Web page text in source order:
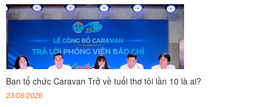
Ban tổ chức Caravan Trở về tuổi thơ tôi lần 10 là ai?
23/06/2026